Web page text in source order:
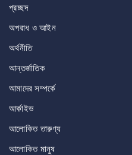
প্রচ্ছদ
অপরাধ ও আইন
অর্থনীতি
আন্তর্জাতিক
আমাদের সম্পর্কে
আর্কাইভ
আলোকিত তারুণ্য
আলোকিত মানুষ